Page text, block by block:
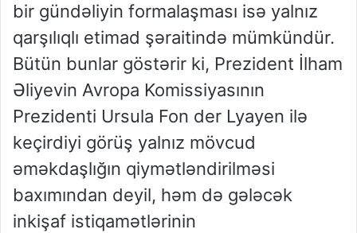
bir gündəliyin formalaşması isə yalnız
qarşılıqlı etimad şəraitində mümkündür.
Bütün bunlar göstərir ki, Prezident İlham
Əliyevin Avropa Komissiyasının
Prezidenti Ursula Fon der Lyayen ilə
keçirdiyi görüş yalnız mövcud
əməkdaşlığın qiymətləndirilməsi
baxımından deyil, həm də gələcək
inkişaf istiqamətlərinin